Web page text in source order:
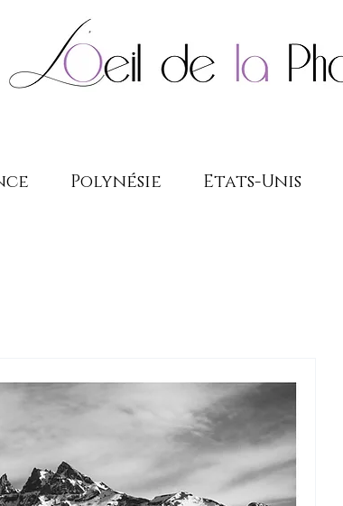
Polynésie Etats-Unis